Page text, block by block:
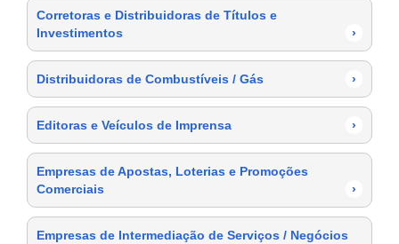
Corretoras e Distribuidoras de Títulos e
Investimentos
›
Distribuidoras de Combustíveis / Gás ›
Editoras e Veículos de Imprensa ›
Empresas de Apostas, Loterias e Promoções
Comerciais
›
Empresas de Intermediação de Serviços / Negócios